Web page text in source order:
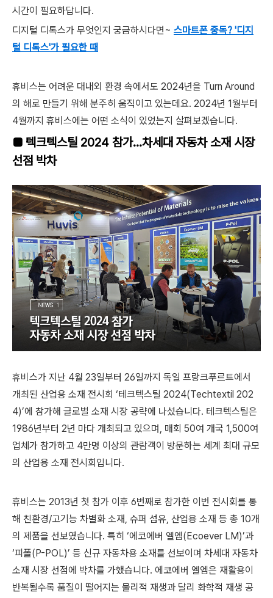
시간이 필요하답니다.
디지털 디톡스가 무엇인지 궁금하시다면~ 스마트폰 중독? '디지
털 디톡스'가 필요한 때
휴비스는 어려운 대내외 환경 속에서도 2024년을 Turn Around
의 해로 만들기 위해 분주히 움직이고 있는데요. 2024년 1월부터
4월까지 휴비스에는 어떤 소식이 있었는지 살펴보겠습니다.
■ 텍크텍스틸 2024 참가...차세대 자동차 소재 시장
선점 박차
휴비스가 지난 4월 23일부터 26일까지 독일 프랑크푸르트에서
개최된 산업용 소재 전시회 ‘테크텍스틸 2024(Techtextil 202
4)’에 참가해 글로벌 소재 시장 공략에 나섰습니다. 테크텍스틸은
1986년부터 2년 마다 개최되고 있으며, 매회 50여 개국 1,500여
업체가 참가하고 4만명 이상의 관람객이 방문하는 세계 최대 규모
의 산업용 소재 전시회입니다.
휴비스는 2013년 첫 참가 이후 6번째로 참가한 이번 전시회를 통
해 친환경/고기능 차별화 소재, 슈퍼 섬유, 산업용 소재 등 총 10개
의 제품을 선보였습니다. 특히 ‘에코에버 엘엠(Ecoever LM)’과
‘피폴(P-POL)’ 등 신규 자동차용 소재를 선보이며 차세대 자동차
소재 시장 선점에 박차를 가했습니다. 에코에버 엘엠은 재활용이
반복될수록 품질이 떨어지는 물리적 재생과 달리 화학적 재생 공